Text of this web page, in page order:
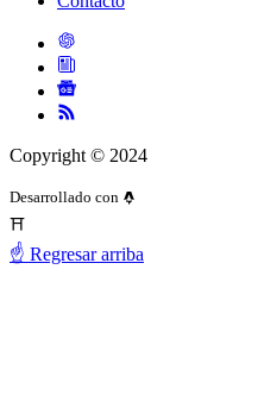
Copyright © 2024
Desarrollado con
⛩️
☝️ Regresar arriba